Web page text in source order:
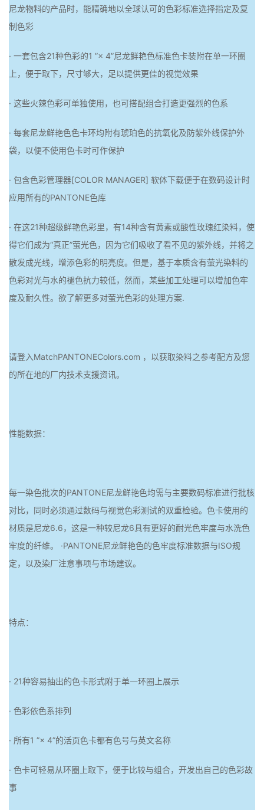
尼龙物料的产品时，能精确地以全球认可的色彩标准选择指定及复
制色彩
· 一套包含21种色彩的1 ”× 4”尼龙鲜艳色标准色卡装附在单一环圈
上，便于取下，尺寸够大，足以提供更佳的视觉效果
· 这些火辣色彩可单独使用，也可搭配组合打造更强烈的色系
· 每套尼龙鲜艳色色卡环均附有琥珀色的抗氧化及防紫外线保护外
袋，以便不使用色卡时可作保护
· 包含色彩管理器[COLOR MANAGER] 软体下载便于在数码设计时
应用所有的PANTONE色库
· 在这21种超级鲜艳色彩里，有14种含有黄素或酸性玫瑰红染料，使
得它们成为“真正”萤光色，因为它们吸收了看不见的紫外线，并将之
散发成光线，增添色彩的明亮度。但是，基于本质含有萤光染料的
色彩对光与水的褪色抗力较低，然而，某些加工处理可以增加色牢
度及耐久性。欲了解更多对萤光色彩的处理方案.
请登入MatchPANTONEColors.com ，以获取染料之参考配方及您
的所在地的厂内技术支援资讯。
性能数据：
每一染色批次的PANTONE尼龙鲜艳色均需与主要数码标准进行批核
对比，同时必须通过数码与视觉色彩测试的双重检验。色卡使用的
材质是尼龙6.6，这是一种较尼龙6具有更好的耐光色牢度与水洗色
牢度的纤维。 ·PANTONE尼龙鲜艳色的色牢度标准数据与ISO规
定，以及染厂注意事项与市场建议。
特点：
· 21种容易抽出的色卡形式附于单一环圈上展示
· 色彩依色系排列
· 所有1 ”× 4”的活页色卡都有色号与英文名称
· 色卡可轻易从环圈上取下，便于比较与组合，开发出自己的色彩故
事